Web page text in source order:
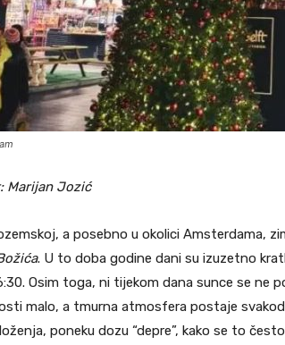
Marijan Jozić
a posebno u okolici Amsterdama,
. U to doba godine dani su izuzetno
Osim toga, ni tijekom dana sunce se ne
malo, a tmurna atmosfera postaje
poneku dozu “depre”, kako se to